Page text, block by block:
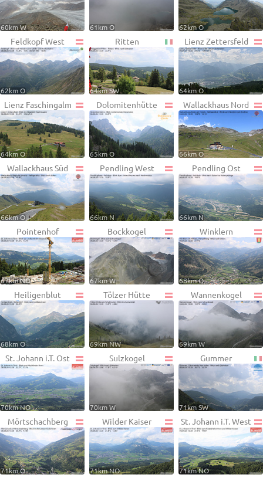
60km W 61km O 62km O
Feldkopf West
62km O
Ritten
64km SW
Lienz Zettersfeld
64km O
Lienz Faschingalm
64km O
Dolomitenhütte
65km O
Wallackhaus Nord
66km O
Wallackhaus Süd
66km O
Pendling West
66km N
Pendling Ost
66km N
Pointenhof
67km NO
Bockkogel
67km W
Winklern
68km O
Heiligenblut
68km O
Tölzer Hütte
69km NW
Wannenkogel
69km W
St. Johann i.T. Ost
70km NO
Sulzkogel
70km W
Gummer
71km SW
Mörtschachberg
71km O
Wilder Kaiser
71km NO
St. Johann i.T. West
71km NO